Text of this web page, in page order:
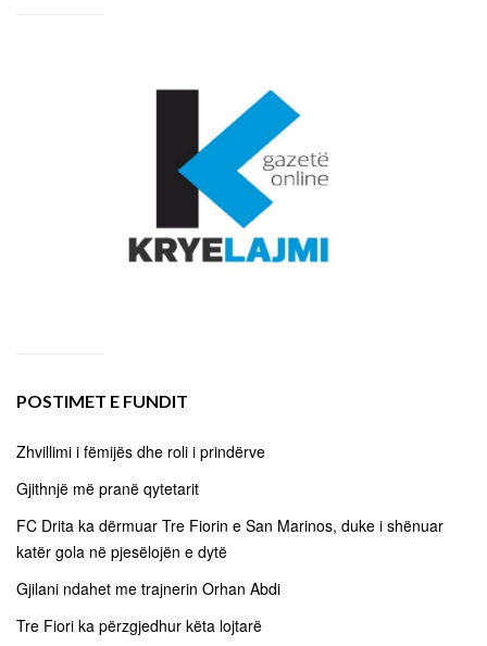
POSTIMET E FUNDIT
Zhvillimi i fëmijës dhe roli i prindërve
Gjithnjë më pranë qytetarit
FC Drita ka dërmuar Tre Fiorin e San Marinos, duke i shënuar
katër gola në pjesëlojën e dytë
Gjilani ndahet me trajnerin Orhan Abdi
Tre Fiori ka përzgjedhur këta lojtarë